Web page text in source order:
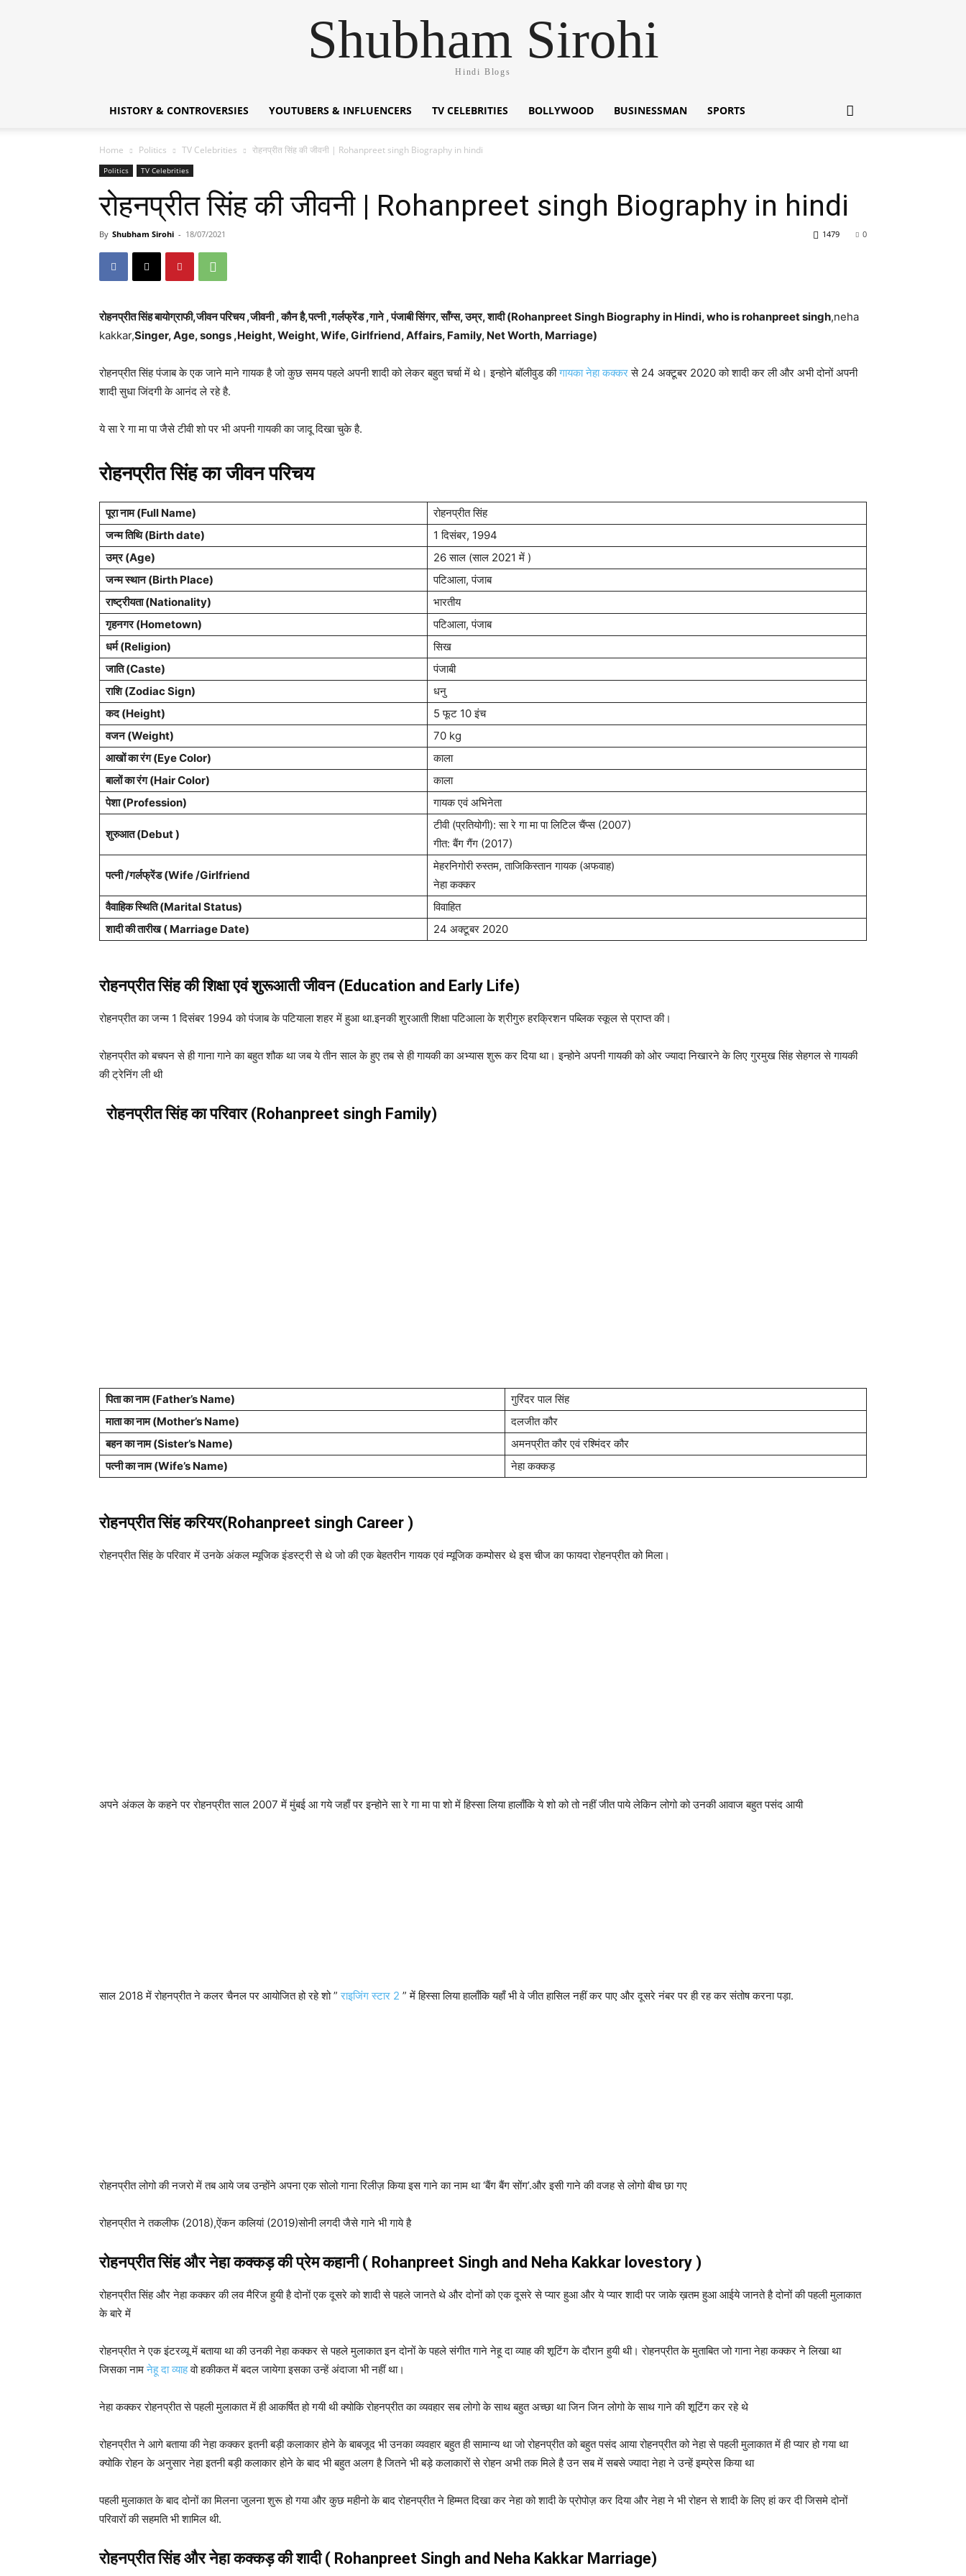
Shubham Sirohi
Hindi Blogs
HISTORY & CONTROVERSIES YOUTUBERS & INFLUENCERS TV CELEBRITIES BOLLYWOOD BUSINESSMAN SPORTS
Home Politics TV Celebrities रोहनप्रीत सिंह की जीवनी | Rohanpreet singh Biography in hindi
Politics TV Celebrities
रोहनप्रीत सिंह की जीवनी | Rohanpreet singh Biography in hindi
By Shubham Sirohi - 18/07/2021 0
1479
रोहनप्रीत सिंह बायोग्राफी,जीवन परिचय ,जीवनी , कौन है,पत्नी ,गर्लफ्रेंड ,गाने , पंजाबी सिंगर, सॉंग्स, उम्र, शादी (Rohanpreet Singh Biography in Hindi, who is rohanpreet singh,neha
kakkar,Singer, Age, songs ,Height, Weight, Wife, Girlfriend, Affairs, Family, Net Worth, Marriage)
रोहनप्रीत सिंह पंजाब के एक जाने माने गायक है जो कुछ समय पहले अपनी शादी को लेकर बहुत चर्चा में थे। इन्होने बॉलीवुड कीगायका नेहा कक्करसे 24 अक्टूबर 2020 को शादी कर ली और अभी दोनों अपनी
शादी सुधा जिंदगी के आनंद ले रहे है.
ये सा रे गा मा पा जैसे टीवी शो पर भी अपनी गायकी का जादू दिखा चुके है.
रोहनप्रीत सिंह का जीवन परिचय
पूरा नाम (Full Name)
रोहनप्रीत सिंह
जन्म तिथि (Birth date)
1 दिसंबर, 1994
उम्र (Age)
26 साल (साल 2021 में )
जन्म स्थान (Birth Place)
पटिआला, पंजाब
राष्ट्रीयता (Nationality)
भारतीय
गृहनगर (Hometown)
पटिआला, पंजाब
धर्म (Religion)
सिख
जाति (Caste)
पंजाबी
राशि (Zodiac Sign)
धनु
कद (Height)
5 फूट 10 इंच
वजन (Weight)
70 kg
आखों का रंग (Eye Color)
काला
बालों का रंग (Hair Color)
काला
पेशा (Profession)
गायक एवं अभिनेता
शुरुआत (Debut )
टीवी (प्रतियोगी): सा रे गा मा पा लिटिल चैंप्स (2007)
गीत: बैंग गैंग (2017)
पत्नी /गर्लफ्रेंड (Wife /Girlfriend
मेहरनिगोरी रुस्तम, ताजिकिस्तान गायक (अफवाह)
नेहा कक्कर
वैवाहिक स्थिति (Marital Status)
विवाहित
शादी की तारीख ( Marriage Date)
24 अक्टूबर 2020
रोहनप्रीत सिंह की शिक्षा एवं शुरूआती जीवन (Education and Early Life)
रोहनप्रीत का जन्म 1 दिसंबर 1994 को पंजाब के पटियाला शहर में हुआ था.इनकी शुरआती शिक्षा पटिआला के श्रीगुरु हरक्रिशन पब्लिक स्कूल से प्राप्त की।
रोहनप्रीत को बचपन से ही गाना गाने का बहुत शौक था जब ये तीन साल के हुए तब से ही गायकी का अभ्यास शुरू कर दिया था। इन्होने अपनी गायकी को ओर ज्यादा निखारने के लिए गुरमुख सिंह सेहगल से गायकी
की ट्रेनिंग ली थी
रोहनप्रीत सिंह का परिवार (Rohanpreet singh Family)
पिता का नाम (Father’s Name)
गुरिंदर पाल सिंह
माता का नाम (Mother’s Name)
दलजीत कौर
बहन का नाम (Sister’s Name)
अमनप्रीत कौर एवं रश्मिंदर कौर
पत्नी का नाम (Wife’s Name)
नेहा कक्कड़
रोहनप्रीत सिंह करियर(Rohanpreet singh Career )
रोहनप्रीत सिंह के परिवार में उनके अंकल म्यूजिक इंडस्ट्री से थे जो की एक बेहतरीन गायक एवं म्यूजिक कम्पोसर थे इस चीज का फायदा रोहनप्रीत को मिला।
अपने अंकल के कहने पर रोहनप्रीत साल 2007 में मुंबई आ गये जहाँ पर इन्होने सा रे गा मा पा शो में हिस्सा लिया हालाँकि ये शो को तो नहीं जीत पाये लेकिन लोगो को उनकी आवाज बहुत पसंद आयी
साल 2018 में रोहनप्रीत ने कलर चैनल पर आयोजित हो रहे शो ”राइजिंग स्टार 2 ” में हिस्सा लिया हालाँकि यहाँ भी वे जीत हासिल नहीं कर पाए और दूसरे नंबर पर ही रह कर संतोष करना पड़ा.
रोहनप्रीत लोगो की नजरो में तब आये जब उन्होंने अपना एक सोलो गाना रिलीज़ किया इस गाने का नाम था ‘बैंग बैंग सोंग’.और इसी गाने की वजह से लोगो बीच छा गए
रोहनप्रीत ने तकलीफ (2018),ऐंकन कलियां (2019)सोनी लगदी जैसे गाने भी गाये है
रोहनप्रीत सिंह और नेहा कक्कड़ की प्रेम कहानी ( Rohanpreet Singh and Neha Kakkar lovestory )
रोहनप्रीत सिंह और नेहा कक्कर की लव मैरिज हुयी है दोनों एक दूसरे को शादी से पहले जानते थे और दोनों को एक दूसरे से प्यार हुआ और ये प्यार शादी पर जाके ख़तम हुआ आईये जानते है दोनों की पहली मुलाकात
के बारे में
रोहनप्रीत ने एक इंटरव्यू में बताया था की उनकी नेहा कक्कर से पहले मुलाकात इन दोनों के पहले संगीत गाने नेहू दा व्याह की शूटिंग के दौरान हुयी थी। रोहनप्रीत के मुताबित जो गाना नेहा कक्कर ने लिखा था
जिसका नामनेहू दा व्याहवो हकीकत में बदल जायेगा इसका उन्हें अंदाजा भी नहीं था।
नेहा कक्कर रोहनप्रीत से पहली मुलाकात में ही आकर्षित हो गयी थी क्योकि रोहनप्रीत का व्यवहार सब लोगो के साथ बहुत अच्छा था जिन जिन लोगो के साथ गाने की शूटिंग कर रहे थे
रोहनप्रीत ने आगे बताया की नेहा कक्कर इतनी बड़ी कलाकार होने के बाबजूद भी उनका व्यवहार बहुत ही सामान्य था जो रोहनप्रीत को बहुत पसंद आया रोहनप्रीत को नेहा से पहली मुलाकात में ही प्यार हो गया था
क्योकि रोहन के अनुसार नेहा इतनी बड़ी कलाकार होने के बाद भी बहुत अलग है जितने भी बड़े कलाकारों से रोहन अभी तक मिले है उन सब में सबसे ज्यादा नेहा ने उन्हें इम्प्रेस किया था
पहली मुलाकात के बाद दोनों का मिलना जुलना शुरू हो गया और कुछ महीनो के बाद रोहनप्रीत ने हिम्मत दिखा कर नेहा को शादी के प्रोपोज़ कर दिया और नेहा ने भी रोहन से शादी के लिए हां कर दी जिसमे दोनों
परिवारों की सहमति भी शामिल थी.
रोहनप्रीत सिंह और नेहा कक्कड़की शादी ( Rohanpreet Singh and Neha Kakkar Marriage)